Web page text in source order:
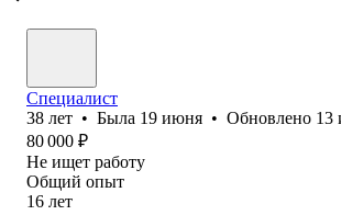
Специалист
38 лет • Была 19 июня • Обновлено 13
80 000 ₽
Не ищет работу
Общий опыт
16 лет